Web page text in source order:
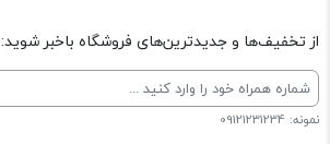
از تخفیف‌ها و جدیدترین‌های فروشگاه باخبر شوید:
نمونه: 09121231234